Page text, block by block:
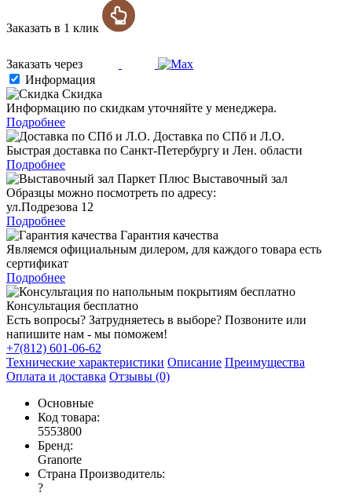
Заказать в 1 клик
Заказать через
Информация
Скидка
Информацию по скидкам уточняйте у менеджера.
Подробнее
Доставка по СПб и Л.О.
Быстрая доставка по Санкт-Петербургу и Лен. области
Подробнее
Выставочный зал
Образцы можно посмотреть по адресу:
ул.Подрезова 12
Подробнее
Гарантия качества
Являемся официальным дилером, для каждого товара есть
сертификат
Подробнее
Консультация бесплатно
Есть вопросы? Затрудняетесь в выборе? Позвоните или
напишите нам - мы поможем!
+7(812) 601-06-62
Технические характеристики Описание Преимущества
Оплата и доставка Отзывы (0)
Основные
Код товара:
5553800
Бренд:
Granorte
Страна Производитель:
?